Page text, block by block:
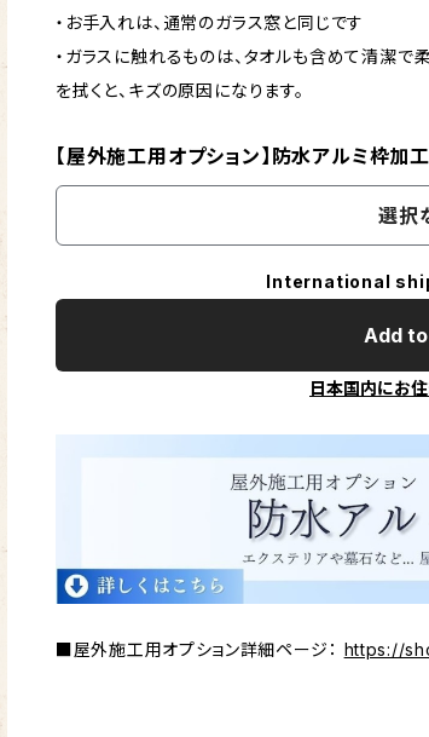
・お手入れは、通常のガラス窓と同じです
・ガラスに触れるものは、タオルも含めて清潔で
を拭くと、キズの原因になります。
【屋外施工用オプション】防水アルミ枠加工
選択
International
Add
日本国内にお
■屋外施工用オプション詳細ページ： https://